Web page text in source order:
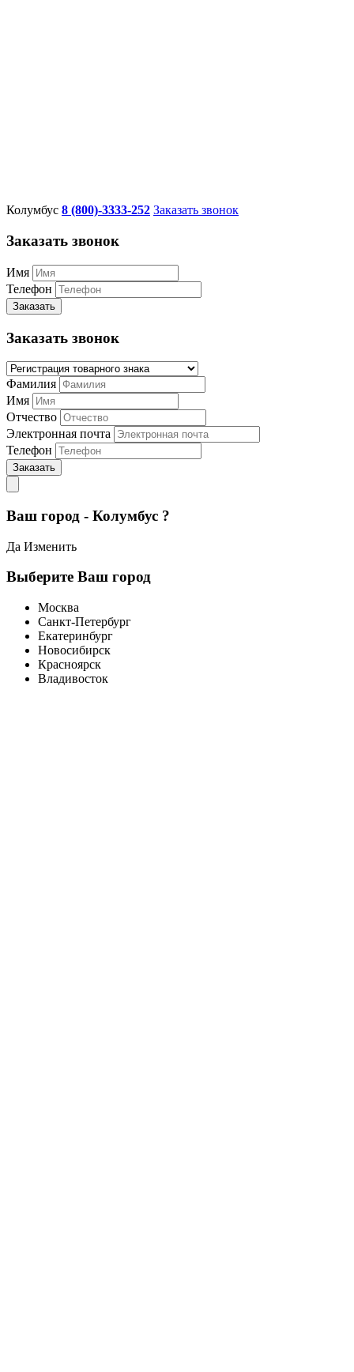
Колумбус 8 (800)-3333-252 Заказать звонок
Заказать звонок
Имя
Телефон
Заказать
Заказать звонок
Фамилия
Имя
Отчество
Электронная почта
Телефон
Заказать
Ваш город - Колумбус ?
Да Изменить
Выберите Ваш город
Москва
Санкт-Петербург
Екатеринбург
Новосибирск
Красноярск
Владивосток